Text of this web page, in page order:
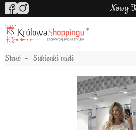
Start Sukienki midi